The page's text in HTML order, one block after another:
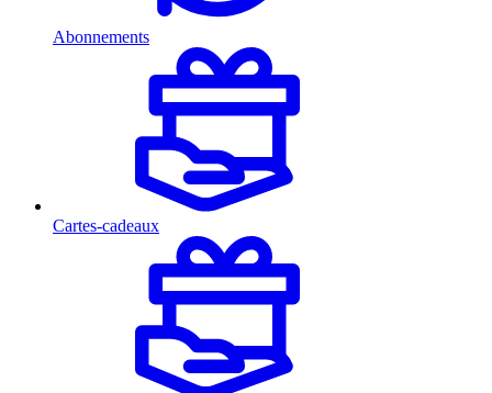
Abonnements
Cartes-cadeaux